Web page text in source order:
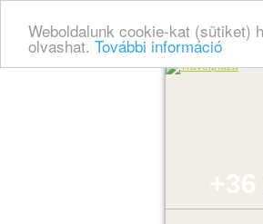
Weboldalunk cookie-kat (sütiket)
olvashat. További információ